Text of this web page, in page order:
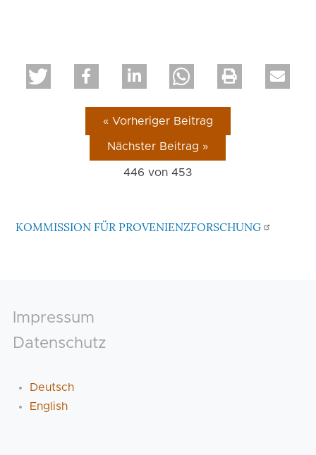
« Vorheriger Beitrag
Nächster Beitrag »
446 von453
KOMMISSION FÜR PROVENIENZFORSCHUNG
Footer
Impressum
Datenschutz
Deutsch
English